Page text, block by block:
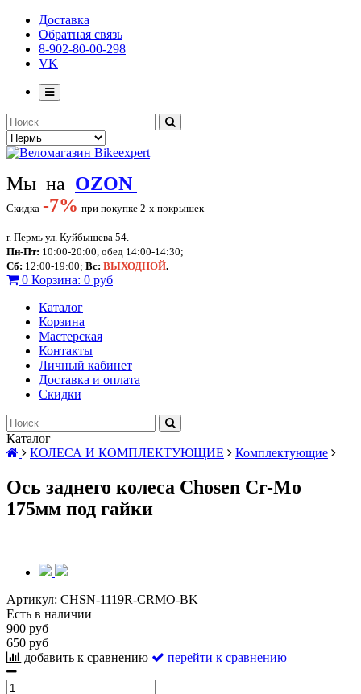
Доставка
Обратная связь
8-902-80-00-298
VK
Мы на OZON
Скидка -7% при покупке 2-х покрышек
г. Пермь ул. Куйбышева 54.
Пн-Пт: 10:00-20:00, обед 14:00-14:30;
Сб: 12:00-19:00; Вс: ВЫХОДНОЙ.
0 Корзина: 0 руб
Каталог
Корзина
Мастерская
Контакты
Личный кабинет
Доставка и оплата
Скидки
Каталог
КОЛЕСА И КОМПЛЕКТУЮЩИЕ
Комплектующие
Ось заднего колеса Chosen Cr-Mo
175мм под гайки
Артикул: CHSN-1119R-CRMO-BK
Есть в наличии
900 руб
650 руб
добавить к сравнению
перейти к сравнению